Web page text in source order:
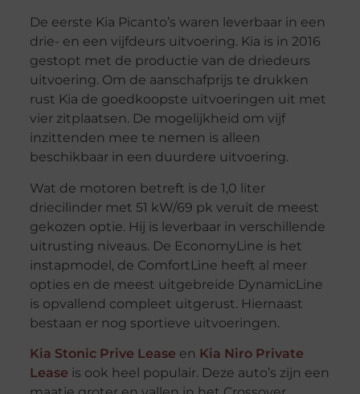
De eerste Kia Picanto’s waren leverbaar in een
drie- en een vijfdeurs uitvoering. Kia is in 2016
gestopt met de productie van de driedeurs
uitvoering. Om de aanschafprijs te drukken
rust Kia de goedkoopste uitvoeringen uit met
vier zitplaatsen. De mogelijkheid om vijf
inzittenden mee te nemen is alleen
beschikbaar in een duurdere uitvoering.
Wat de motoren betreft is de 1,0 liter
driecilinder met 51 kW/69 pk veruit de meest
gekozen optie. Hij is leverbaar in verschillende
uitrusting niveaus. De EconomyLine is het
instapmodel, de ComfortLine heeft al meer
opties en de meest uitgebreide DynamicLine
is opvallend compleet uitgerust. Hiernaast
bestaan er nog sportieve uitvoeringen.
Kia Stonic Prive Lease en Kia Niro Private
Lease is ook heel populair. Deze auto’s zijn een